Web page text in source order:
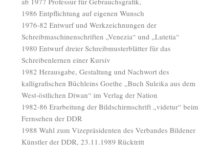
1986 Entpflichtung auf eigenen Wunsch
1976-82 Entwurf und Werkzeichnungen der
Schreibmaschinenschriften „Venezia“ und „Lutetia“
1980 Entwurf dreier Schreibmusterblätter für das
Schreibenlernen einer Kursiv
1982 Herausgabe, Gestaltung und Nachwort des
kalligrafischen Büchleins Goethe „Buch Suleika aus dem
West-östlichen Diwan“ im Verlag der Nation
1982-86 Erarbeitung der Bildschirmschrift „videtur“ beim
Fernsehen der DDR
1988 Wahl zum Vizepräsidenten des Verbandes Bildener
Künstler der DDR, 23.11.1989 Rücktritt